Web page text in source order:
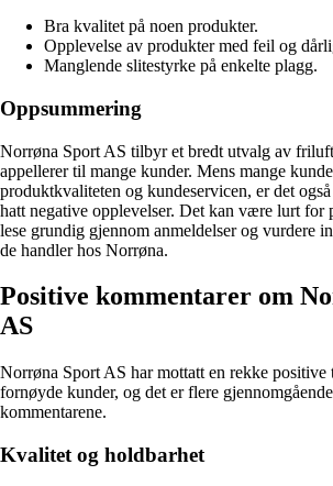
Bra kvalitet på noen produkter.
Opplevelse av produkter med feil og
Manglende slitestyrke på enkelte plagg.
Oppsummering
Norrøna Sport AS tilbyr et bredt utvalg av
appellerer til mange kunder. Mens mange
produktkvaliteten og kundeservicen, er det
hatt negative opplevelser. Det kan være lurt for
lese grundig gjennom anmeldelser og vurdere
de handler hos Norrøna.
Positive kommentarer om
AS
Norrøna Sport AS har mottatt en rekke positive
fornøyde kunder, og det er flere
kommentarene.
Kvalitet og holdbarhet